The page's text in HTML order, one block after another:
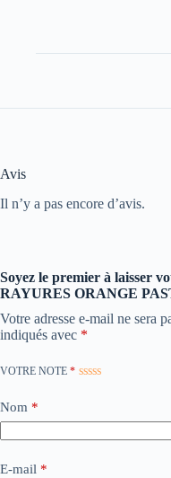
Avis
Il n’y a pas encore d’avis.
Soyez le premier à laisser
RAYURES ORANGE
Votre adresse e-mail ne sera
indiqués avec *
VOTRE NOTE *
Nom *
E-mail *